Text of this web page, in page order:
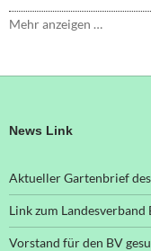
Mehr anzeigen …
News Link
Aktueller Gartenbrief
Link zum
Vorstand für den BV